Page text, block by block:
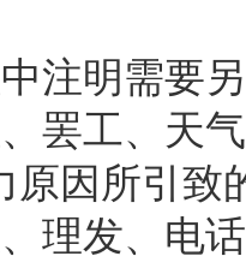
注明需要
罢工、天
原因所引致
理发、电